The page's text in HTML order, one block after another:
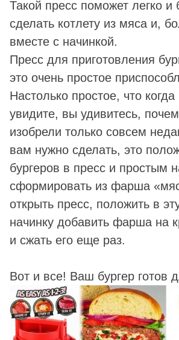
Такой пресс поможет легко и
сделать котлету из мяса и,
вместе с начинкой.
Пресс для приготовления
это очень простое
Настолько простое, что
увидите, вы удивитесь,
изобрели только совсем
вам нужно сделать, это
бургеров в пресс и простым
сформировать из фарша
открыть пресс, положить в
начинку добавить фарша на
и сжать его еще раз.
Вот и все! Ваш бургер готов